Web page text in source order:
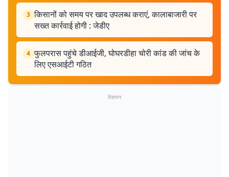
3 किसानों को समय पर खाद उपलब्ध कराएं, कालाबाजारी पर
सख्त कार्रवाई होगी : जेडीए
4 फुलपरास पहुंचे डीआईजी, घोघरडीहा चोरी कांड की जांच के
लिए एसआईटी गठित
विज्ञापन